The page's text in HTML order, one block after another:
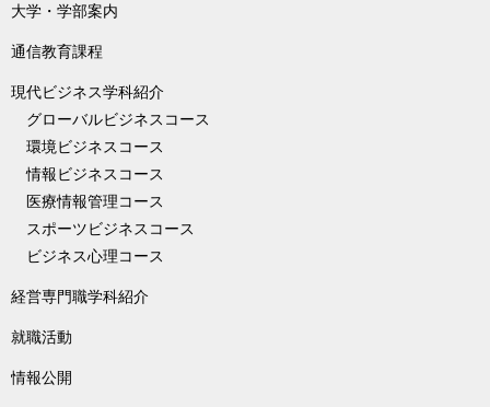
大学・学部案内
通信教育課程
現代ビジネス学科紹介
グローバルビジネスコース
環境ビジネスコース
情報ビジネスコース
医療情報管理コース
スポーツビジネスコース
ビジネス心理コース
経営専門職学科紹介
就職活動
情報公開